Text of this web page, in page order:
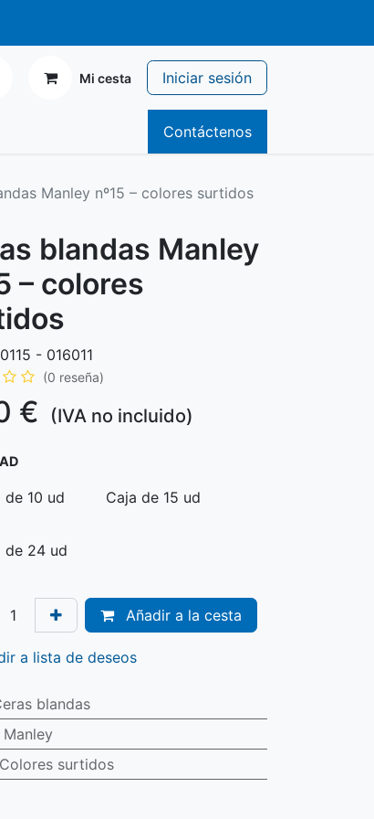
70€
Mi cesta Iniciar sesión
Contáctenos
Manley nº15 – colores surtidos
blandas Manley
– colores
- 016011
(0 reseña)
€ (IVA no incluido)
de 10 ud Caja de 15 ud
de 24 ud
Añadir a la cesta
a lista de deseos
blandas
Manley
Colores surtidos